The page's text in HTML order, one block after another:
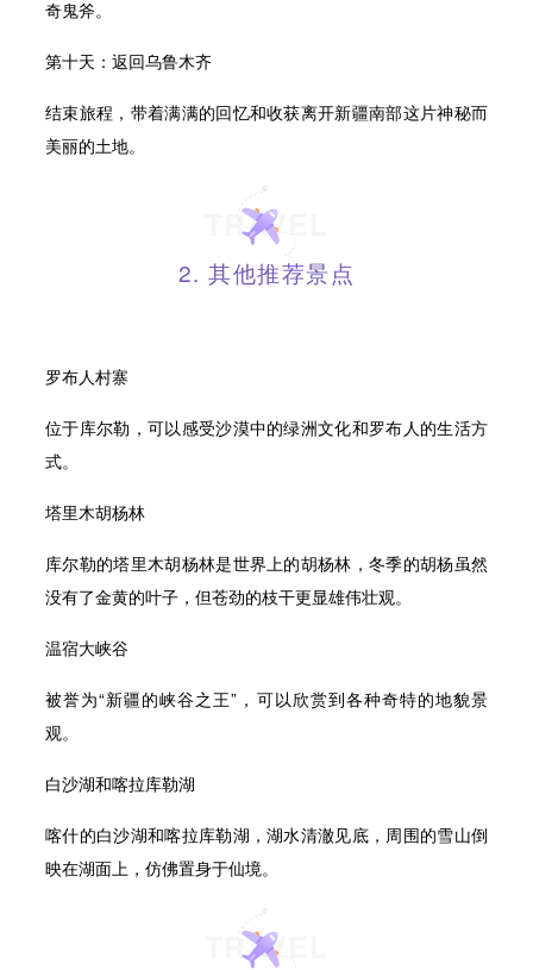
奇鬼斧。
第十天：返回乌鲁木齐
结束旅程，带着满满的回忆和收获离开新疆南部这片神秘而
美丽的土地。
TRAVEL
2. 其他推荐景点
罗布人村寨
位于库尔勒，可以感受沙漠中的绿洲文化和罗布人的生活方
式。
塔里木胡杨林
库尔勒的塔里木胡杨林是世界上的胡杨林，冬季的胡杨虽然
没有了金黄的叶子，但苍劲的枝干更显雄伟壮观。
温宿大峡谷
被誉为“新疆的峡谷之王”，可以欣赏到各种奇特的地貌景
观。
白沙湖和喀拉库勒湖
喀什的白沙湖和喀拉库勒湖，湖水清澈见底，周围的雪山倒
映在湖面上，仿佛置身于仙境。
TRAVEL